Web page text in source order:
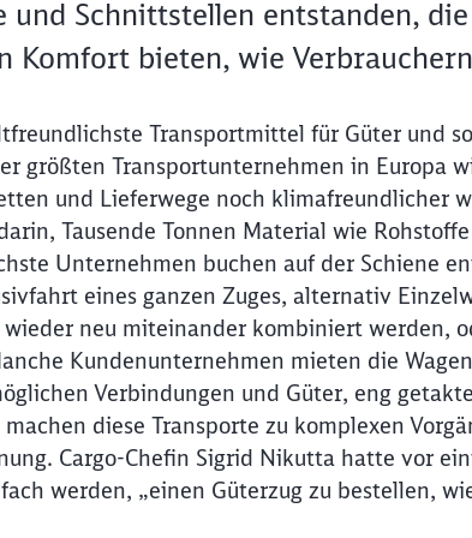
und Schnittstellen entstanden,
Komfort bieten, wie
Transportmittel für Güter und
größten Transportunternehmen in Europa
und Lieferwege noch klimafreundlicher
Tausende Tonnen Material wie
Unternehmen buchen auf der Schiene
eines ganzen Zuges, alternativ
neu miteinander kombiniert werden,
Kundenunternehmen mieten die
Verbindungen und Güter, eng
diese Transporte zu komplexen
Cargo-Chefin Sigrid Nikutta hatte vor
werden, „einen Güterzug zu bestellen,